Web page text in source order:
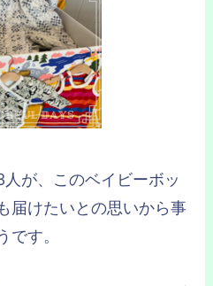
が、このベイビーボッ
届けたいとの思いから事
です。